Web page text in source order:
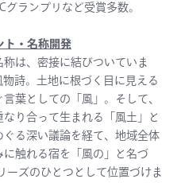
グランプリなど受賞多数。
ト・名称開発
は、密接に結びついていま
詩。土地に根づく目に見える
葉としての「風」。そして、
り合って生まれる「風土」と
る深い議論を経て、地域全体
触れる宿を「風の」と名づ
ーズのひとつとして位置づけま